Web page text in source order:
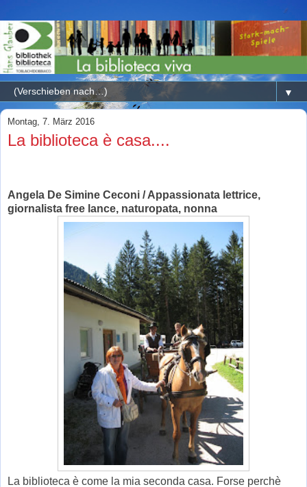
▼
Montag, 7. März 2016
La biblioteca è casa....
Angela De Simine Ceconi / Appassionata lettrice,
giornalista free lance, naturopata, nonna
La biblioteca è come la mia seconda casa. Forse perchè